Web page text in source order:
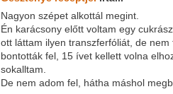
Nagyon szépet alkottál megint.
Én karácsony előtt voltam egy
ott láttam ilyen transzferfóliát, de
bontották fel, 15 ívet kellett volna
sokalltam.
De nem adom fel, hátha máshol